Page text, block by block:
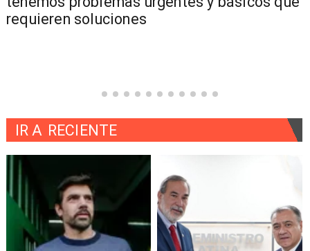
requieren soluciones
IR A RECIENTE